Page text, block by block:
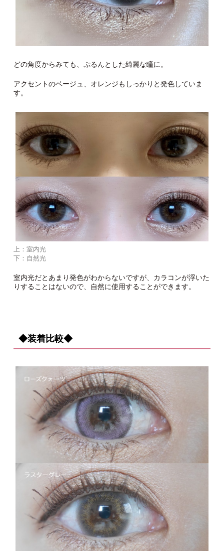
どの角度からみても、ぷるんとした綺麗な瞳に。
アクセントのベージュ、オレンジもしっかりと発色していま
す。
上：室内光
下：自然光
室内光だとあまり発色がわからないですが、カラコンが浮いた
りすることはないので、自然に使用することができます。
◆装着比較◆